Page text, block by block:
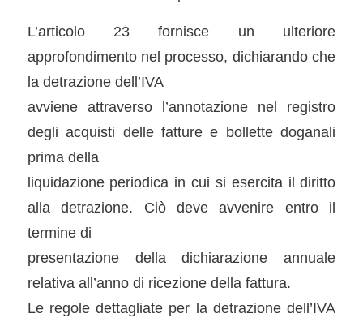
L’articolo 23 fornisce un ulteriore
approfondimento nel processo, dichiarando che
la detrazione dell’IVA
avviene attraverso l’annotazione nel registro
degli acquisti delle fatture e bollette doganali
prima della
liquidazione periodica in cui si esercita il diritto
alla detrazione. Ciò deve avvenire entro il
termine di
presentazione della dichiarazione annuale
relativa all’anno di ricezione della fattura.
Le regole dettagliate per la detrazione dell’IVA